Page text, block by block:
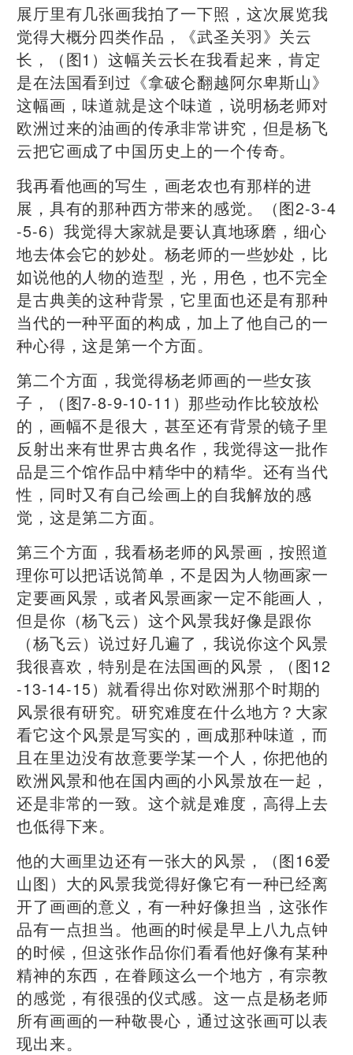
展厅里有几张画我拍了一下照，这次展览我
觉得大概分四类作品，《武圣关羽》关云
长，（图1）这幅关云长在我看起来，肯定
是在法国看到过《拿破仑翻越阿尔卑斯山》
这幅画，味道就是这个味道，说明杨老师对
欧洲过来的油画的传承非常讲究，但是杨飞
云把它画成了中国历史上的一个传奇。
我再看他画的写生，画老农也有那样的进
展，具有的那种西方带来的感觉。（图2-3-4
-5-6）我觉得大家就是要认真地琢磨，细心
地去体会它的妙处。杨老师的一些妙处，比
如说他的人物的造型，光，用色，也不完全
是古典美的这种背景，它里面也还是有那种
当代的一种平面的构成，加上了他自己的一
种心得，这是第一个方面。
第二个方面，我觉得杨老师画的一些女孩
子，（图7-8-9-10-11）那些动作比较放松
的，画幅不是很大，甚至还有背景的镜子里
反射出来有世界古典名作，我觉得这一批作
品是三个馆作品中精华中的精华。还有当代
性，同时又有自己绘画上的自我解放的感
觉，这是第二方面。
第三个方面，我看杨老师的风景画，按照道
理你可以把话说简单，不是因为人物画家一
定要画风景，或者风景画家一定不能画人，
但是你（杨飞云）这个风景我好像是跟你
（杨飞云）说过好几遍了，我说你这个风景
我很喜欢，特别是在法国画的风景，（图12
-13-14-15）就看得出你对欧洲那个时期的
风景很有研究。研究难度在什么地方？大家
看它这个风景是写实的，画成那种味道，而
且在里边没有故意要学某一个人，你把他的
欧洲风景和他在国内画的小风景放在一起，
还是非常的一致。这个就是难度，高得上去
也低得下来。
他的大画里边还有一张大的风景，（图16爱
山图）大的风景我觉得好像它有一种已经离
开了画画的意义，有一种好像担当，这张作
品有一点担当。他画的时候是早上八九点钟
的时候，但这张作品你们看看他好像有某种
精神的东西，在眷顾这么一个地方，有宗教
的感觉，有很强的仪式感。这一点是杨老师
所有画画的一种敬畏心，通过这张画可以表
现出来。